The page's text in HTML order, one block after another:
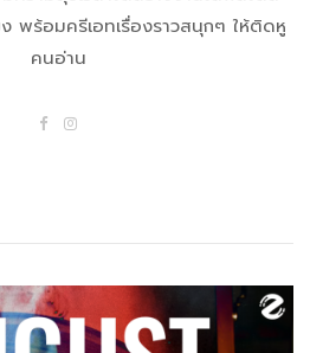
พร้อมครีเอทเรื่องราวสนุกๆ ให้ติดหู
คนอ่าน
F
I
m